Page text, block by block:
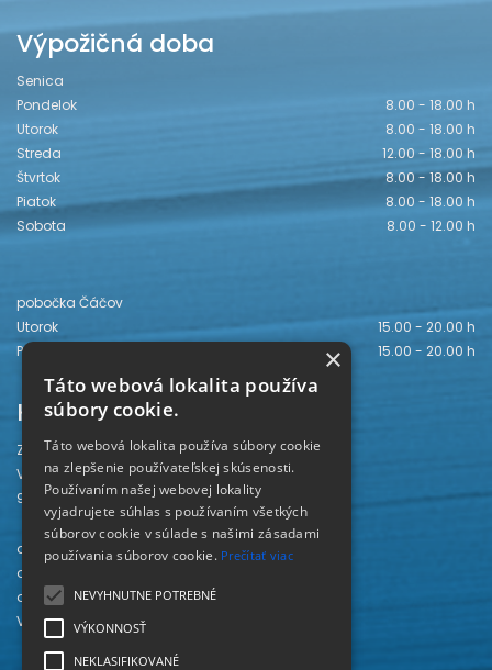
Výpožičná doba
Senica
Pondelok
8.00 - 18.00 h
Utorok
8.00 - 18.00 h
Streda
12.00 - 18.00 h
Štvrtok
8.00 - 18.00 h
Piatok
8.00 - 18.00 h
Sobota
8.00 - 12.00 h
pobočka Čáčov
Utorok
15.00 - 20.00 h
Piatok
15.00 - 20.00 h
Kontakt
Záhorská knižnica
Vajanského 28
905 01 Senica
odd. beletrie 034/654 3780
odd. odbornej literatúry 034/651 2710
odd. pre deti a mládež 034/654 6519
Viac kontaktov nájdete
×
Táto webová lokalita používa
súbory cookie.
Táto webová lokalita používa súbory cookie
na zlepšenie používateľskej skúsenosti.
Používaním našej webovej lokality
vyjadrujete súhlas s používaním všetkých
súborov cookie v súlade s našimi zásadami
používania súborov cookie. Prečítať viac
NEVYHNUTNE POTREBNÉ
VÝKONNOSŤ
NEKLASIFIKOVANÉ